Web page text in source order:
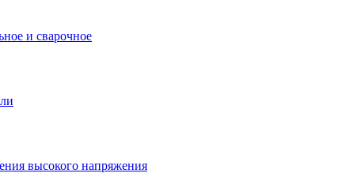
и сварочное
высокого напряжения